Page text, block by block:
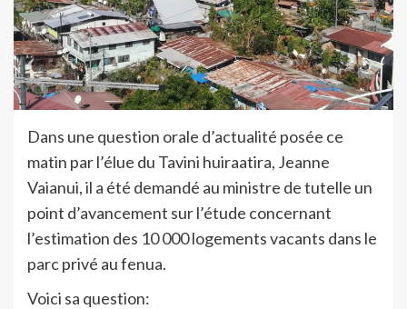
Dans une question orale d’actualité posée ce
matin par l’élue du Tavini huiraatira, Jeanne
Vaianui, il a été demandé au ministre de tutelle un
point d’avancement sur l’étude concernant
l’estimation des 10 000 logements vacants dans le
parc privé au fenua.
Voici sa question: